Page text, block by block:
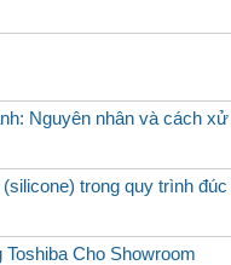
Nguyên nhân và cách
trong quy trình
Cho Showroom